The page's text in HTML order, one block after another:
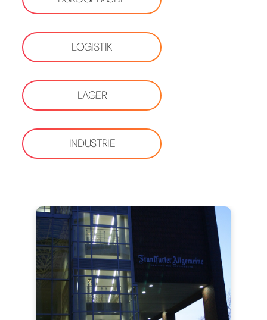
LOGISTIK
LAGER
INDUSTRIE